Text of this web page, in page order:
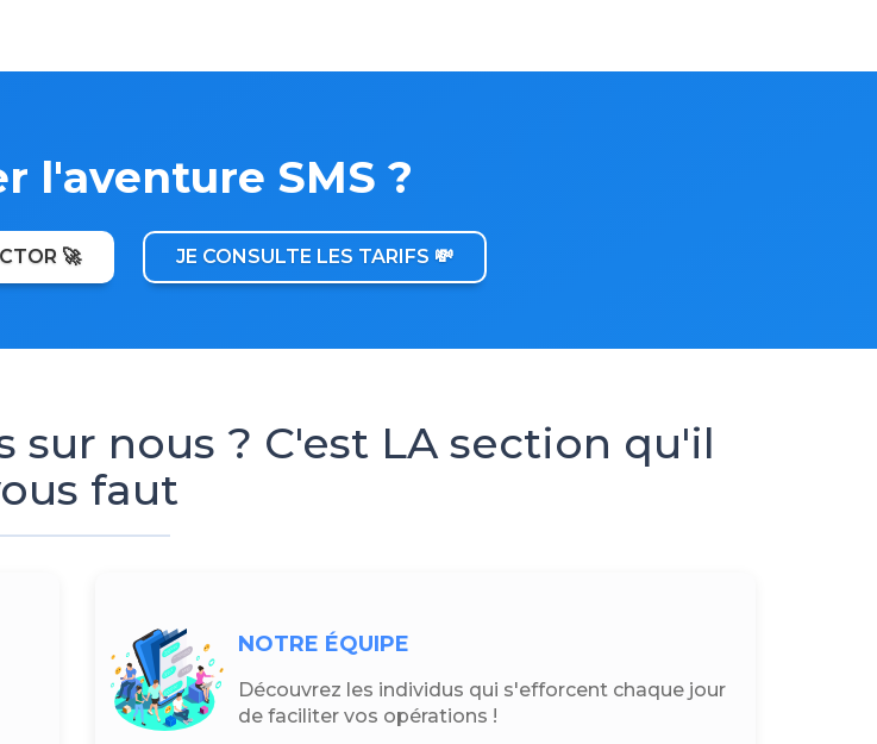
l'aventure SMS ?
🚀 JE CONSULTE LES TARIFS 💸
nous ? C'est LA section qu'il
faut
NOTRE ÉQUIPE
Découvrez les individus qui s'efforcent chaque jour
de faciliter vos opérations !